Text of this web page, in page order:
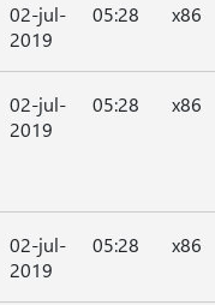
02-jul-
2019
05:28 x86
02-jul-
2019
05:28 x86
02-jul-
2019
05:28 x86